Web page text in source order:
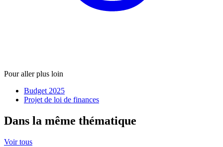
Pour aller plus loin
Budget 2025
Projet de loi de finances
Dans la même thématique
Voir tous